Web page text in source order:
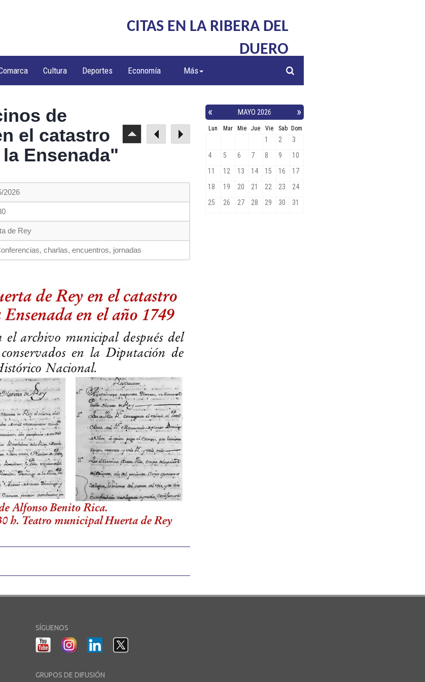
CITAS EN LA RIBERA DEL
DUERO
Cultura Deportes Economía Más
de
el catastro
Ensenada"
2026
de Rey
charlas, encuentros, jornadas
SÍGUENOS
GRUPOS DE DIFUSIÓN